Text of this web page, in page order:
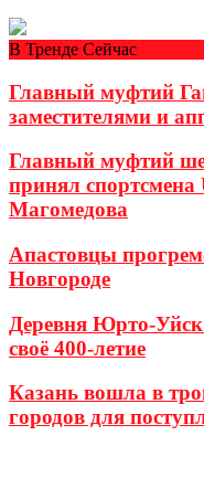
В Тренде Сейчас
Главный муфтий
заместителями и
Главный муфтий
принял
Магомедова
Апастовцы
Новгороде
Деревня Юрто-
своё 400-летие
Казань вошла в
городов для